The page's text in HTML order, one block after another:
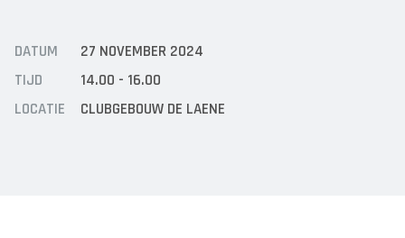
DATUM
27 NOVEMBER 2024
TIJD
14.00 - 16.00
LOCATIE
CLUBGEBOUW DE LAENE